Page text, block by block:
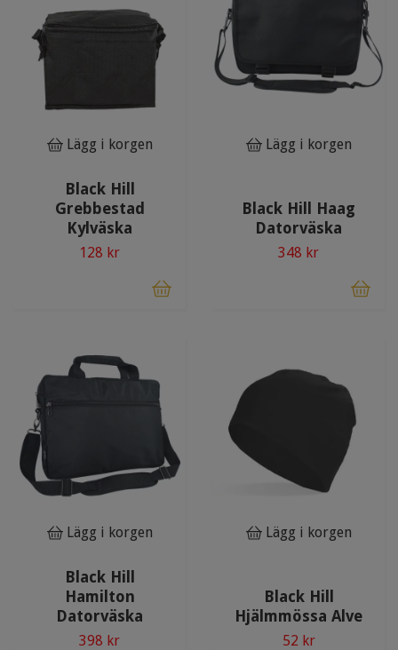
Lägg i korgen
Black Hill
Grebbestad
Kylväska
128 kr
Lägg i korgen
Black Hill Haag
Datorväska
348 kr
Lägg i korgen
Black Hill
Hamilton
Datorväska
398 kr
Lägg i korgen
Black Hill
Hjälmmössa Alve
52 kr